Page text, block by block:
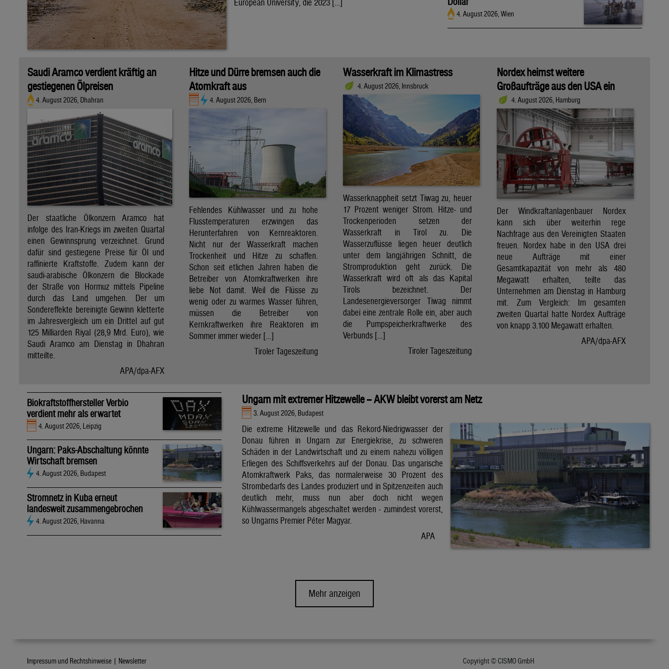
European University, die 2023 […]
4. August 2026, Wien
Saudi Aramco verdient kräftig an
gestiegenen Ölpreisen
4. August 2026, Dhahran
Der staatliche Ölkonzern Aramco hat
infolge des Iran-Kriegs im zweiten Quartal
einen Gewinnsprung verzeichnet. Grund
dafür sind gestiegene Preise für Öl und
raffinierte Kraftstoffe. Zudem kann der
saudi-arabische Ölkonzern die Blockade
der Straße von Hormuz mittels Pipeline
durch das Land umgehen. Der um
Sondereffekte bereinigte Gewinn kletterte
im Jahresvergleich um ein Drittel auf gut
125 Milliarden Riyal (28,9 Mrd. Euro), wie
Saudi Aramco am Dienstag in Dhahran
mitteilte.
APA/dpa-AFX
Hitze und Dürre bremsen auch die
Atomkraft aus
4. August 2026, Bern
Fehlendes Kühlwasser und zu hohe
Flusstemperaturen erzwingen das
Herunterfahren von Kernreaktoren.
Nicht nur der Wasserkraft machen
Trockenheit und Hitze zu schaffen.
Schon seit etlichen Jahren haben die
Betreiber von Atomkraftwerken ihre
liebe Not damit. Weil die Flüsse zu
wenig oder zu warmes Wasser führen,
müssen die Betreiber von
Kernkraftwerken ihre Reaktoren im
Sommer immer wieder […]
Tiroler Tageszeitung
Wasserkraft im Klimastress
4. August 2026, Innsbruck
Wasserknappheit setzt Tiwag zu, heuer
17 Prozent weniger Strom. Hitze- und
Trockenperioden setzen der
Wasserkraft in Tirol zu. Die
Wasserzuflüsse liegen heuer deutlich
unter dem langjährigen Schnitt, die
Stromproduktion geht zurück. Die
Wasserkraft wird oft als das Kapital
Tirols bezeichnet. Der
Landesenergieversorger Tiwag nimmt
dabei eine zentrale Rolle ein, aber auch
die Pumpspeicherkraftwerke des
Verbunds […]
Tiroler Tageszeitung
Nordex heimst weitere
Großaufträge aus den USA ein
4. August 2026, Hamburg
Der Windkraftanlagenbauer Nordex
kann sich über weiterhin rege
Nachfrage aus den Vereinigten Staaten
freuen. Nordex habe in den USA drei
neue Aufträge mit einer
Gesamtkapazität von mehr als 480
Megawatt erhalten, teilte das
Unternehmen am Dienstag in Hamburg
mit. Zum Vergleich: Im gesamten
zweiten Quartal hatte Nordex Aufträge
von knapp 3.100 Megawatt erhalten.
APA/dpa-AFX
Biokraftstoffhersteller Verbio
verdient mehr als erwartet
4. August 2026, Leipzig
Ungarn: Paks-Abschaltung könnte
Wirtschaft bremsen
4. August 2026, Budapest
Stromnetz in Kuba erneut
landesweit zusammengebrochen
4. August 2026, Havanna
Ungarn mit extremer Hitzewelle – AKW bleibt vorerst am Netz
3. August 2026, Budapest
Die extreme Hitzewelle und das Rekord-Niedrigwasser der
Donau führen in Ungarn zur Energiekrise, zu schweren
Schäden in der Landwirtschaft und zu einem nahezu völligen
Erliegen des Schiffsverkehrs auf der Donau. Das ungarische
Atomkraftwerk Paks, das normalerweise 30 Prozent des
Strombedarfs des Landes produziert und in Spitzenzeiten auch
deutlich mehr, muss nun aber doch nicht wegen
Kühlwassermangels abgeschaltet werden - zumindest vorerst,
so Ungarns Premier Péter Magyar.
APA
Mehr anzeigen
Impressum und Rechtshinweise | Newsletter Copyright © CISMO GmbH